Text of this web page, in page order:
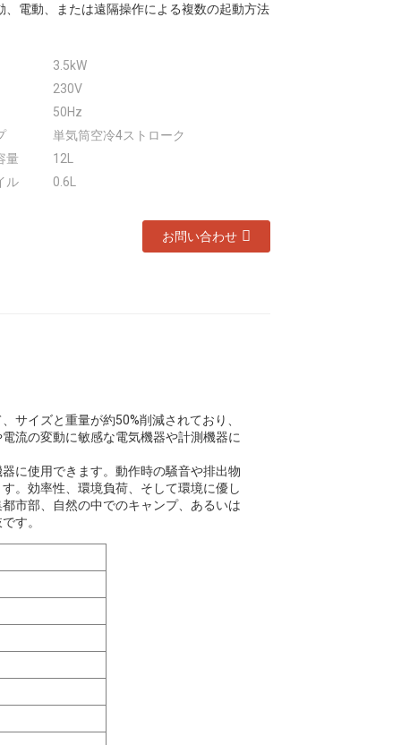
、電動、または遠隔操作による複数の起動方法
3.5kW
230V
50Hz
単気筒空冷4ストローク
量
12L
ル
0.6L
お問い合わせ
サイズと重量が約50%削減されており、
流の変動に敏感な電気機器や計測機器に
に使用できます。動作時の騒音や排出物
。効率性、環境負荷、そして環境に優し
市部、自然の中でのキャンプ、あるいは
す。